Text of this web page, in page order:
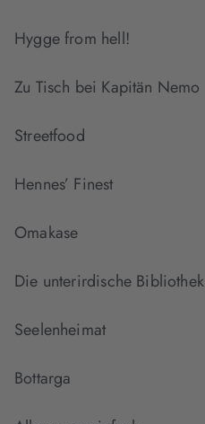
Hygge from hell!
Zu Tisch bei Kapitän Nemo
Streetfood
Hennes’ Finest
Omakase
Die unterirdische Bibliothek
Seelenheimat
Bottarga